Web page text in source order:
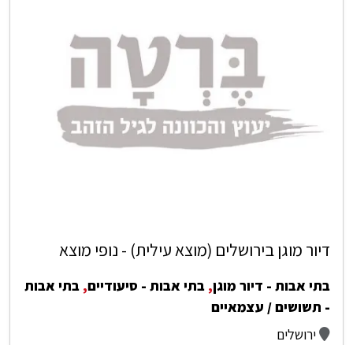
דיור מוגן בירושלים (מוצא עילית) - נופי מוצא
בתי אבות - דיור מוגן, בתי אבות - סיעודיים, בתי אבות
- תשושים / עצמאיים
ירושלים